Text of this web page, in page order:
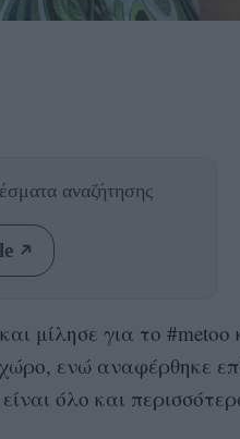
αναζήτησης
μίλησε για το #metoo
ενώ αναφέρθηκε
όλο και